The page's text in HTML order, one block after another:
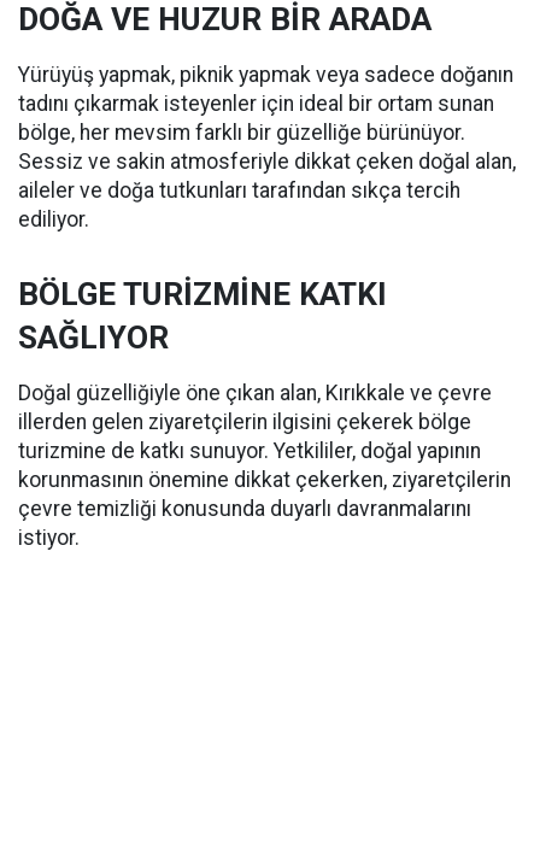
DOĞA VE HUZUR BİR ARADA
Yürüyüş yapmak, piknik yapmak veya sadece doğanın
tadını çıkarmak isteyenler için ideal bir ortam sunan
bölge, her mevsim farklı bir güzelliğe bürünüyor.
Sessiz ve sakin atmosferiyle dikkat çeken doğal alan,
aileler ve doğa tutkunları tarafından sıkça tercih
ediliyor.
BÖLGE TURİZMİNE KATKI
SAĞLIYOR
Doğal güzelliğiyle öne çıkan alan, Kırıkkale ve çevre
illerden gelen ziyaretçilerin ilgisini çekerek bölge
turizmine de katkı sunuyor. Yetkililer, doğal yapının
korunmasının önemine dikkat çekerken, ziyaretçilerin
çevre temizliği konusunda duyarlı davranmalarını
istiyor.